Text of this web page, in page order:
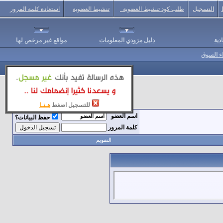
للتسجيل اضغط هـنـا
التسجيل طلب كود تنشيط العضوية تنشيط العضوية استعادة كلمة المرور
دليل مزودي المعلومات مواقع غير مرخص لها
السوق
اسم العضو
حفظ البيانات؟
كلمة المرور
التقويم